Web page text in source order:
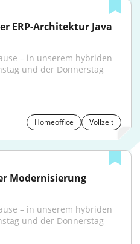
ERP-Architektur Java
– in unserem hybriden
und der Donnerstag
Homeoffice Vollzeit
Modernisierung
– in unserem hybriden
und der Donnerstag